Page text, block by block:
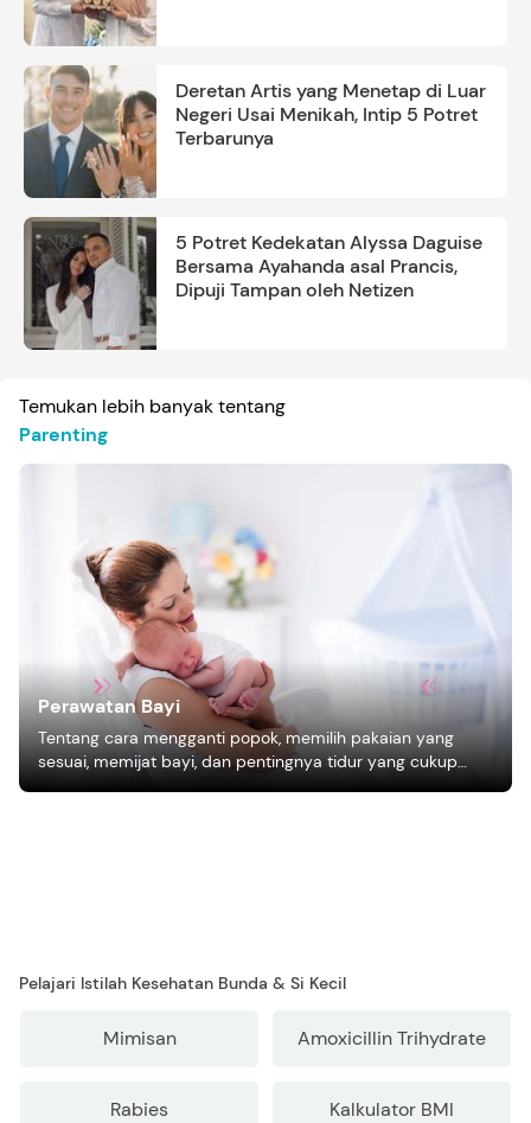
Deretan Artis yang Menetap di Luar
Negeri Usai Menikah, Intip 5 Potret
Terbarunya
5 Potret Kedekatan Alyssa Daguise
Bersama Ayahanda asal Prancis,
Dipuji Tampan oleh Netizen
Temukan lebih banyak tentang
Parenting
Perawatan Bayi
Tentang cara mengganti popok, memilih pakaian yang
sesuai, memijat bayi, dan pentingnya tidur yang cukup
bagi pertumbuhan bayi.
Pelajari Istilah Kesehatan Bunda & Si Kecil
Mimisan Amoxicillin Trihydrate
Rabies Kalkulator BMI